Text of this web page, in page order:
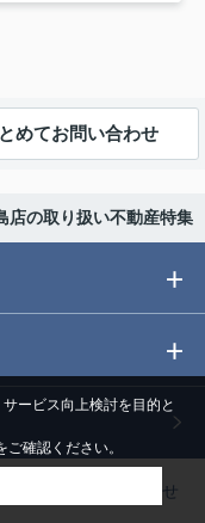
めてお問い合わせ
店の取り扱い不動産特集
お問い合わせ
ービス向上検討を目的と
ご確認ください。